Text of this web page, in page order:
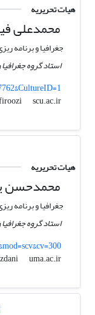
هیات تحریریه
محمدعلی
جغرافیا و برنامه
استاد گروه
m.alifiroozi
scu.ac.ir
هیات تحریریه
محمدحسن
جغرافیا و برنامه
استاد گروه
yazdani
uma.ac.ir